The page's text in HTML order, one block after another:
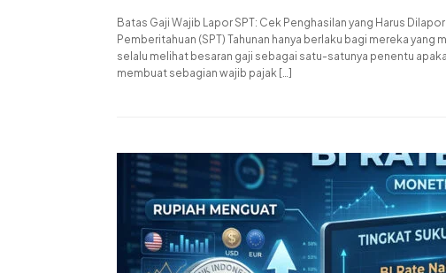
Batas Gaji Wajib Lapor SPT: Cek Penghasilan yang Harus
Pemberitahuan (SPT) Tahunan hanya berlaku bagi mereka
selalu melihat besaran gaji sebagai satu-satunya penentu
membuat sebagian wajib pajak […]